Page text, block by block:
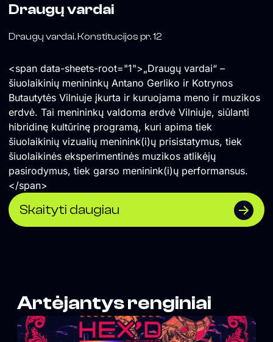
Draugų vardai
Draugų vardai. Konstitucijos pr. 12
<span data-sheets-root="1">„Draugų vardai“ –
šiuolaikinių menininkų Antano Gerliko ir Kotrynos
Butautytės Vilniuje įkurta ir kuruojama meno ir muzikos
erdvė. Tai menininkų valdoma erdvė Vilniuje, siūlanti
hibridinę kultūrinę programą, kuri apima tiek
šiuolaikinių vizualių meninink(i)ų prisistatymus, tiek
šiuolaikinės eksperimentinės muzikos atlikėjų
pasirodymus, tiek garso meninink(i)ų performansus.
</span>
Skaityti daugiau
Artėjantys renginiai